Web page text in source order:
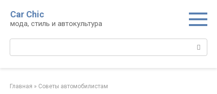
контенту
Car Chic
мода, стиль и автокультура
Поиск:
Главная » Советы автомобилистам